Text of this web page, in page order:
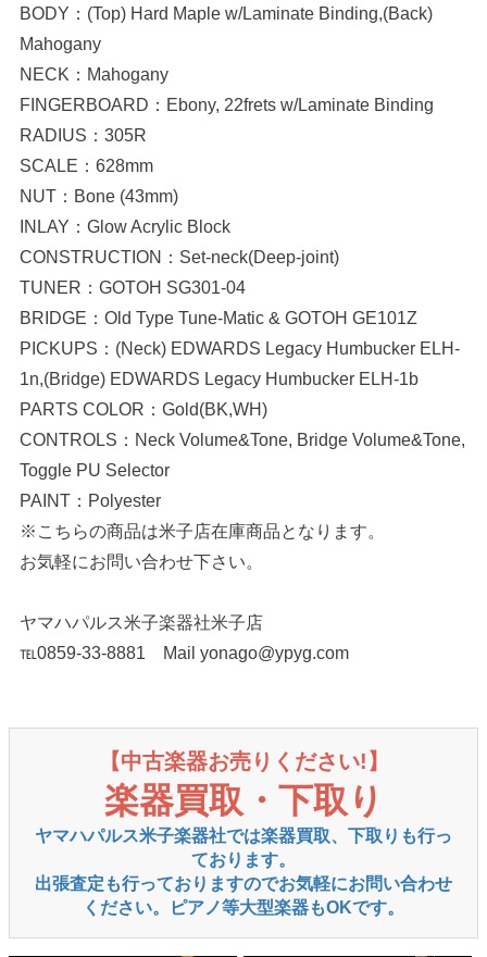
BODY：(Top) Hard Maple w/Laminate Binding,(Back)
Mahogany
NECK：Mahogany
FINGERBOARD：Ebony, 22frets w/Laminate Binding
RADIUS：305R
SCALE：628mm
NUT：Bone (43mm)
INLAY：Glow Acrylic Block
CONSTRUCTION：Set-neck(Deep-joint)
TUNER：GOTOH SG301-04
BRIDGE：Old Type Tune-Matic & GOTOH GE101Z
PICKUPS：(Neck) EDWARDS Legacy Humbucker ELH-
1n,(Bridge) EDWARDS Legacy Humbucker ELH-1b
PARTS COLOR：Gold(BK,WH)
CONTROLS：Neck Volume&Tone, Bridge Volume&Tone,
Toggle PU Selector
PAINT：Polyester
※こちらの商品は米子店在庫商品となります。
お気軽にお問い合わせ下さい。
ヤマハパルス米子楽器社米子店
℡0859-33-8881 Mail yonago@ypyg.com
【中古楽器お売りください!】
楽器買取・下取り
ヤマハパルス米子楽器社では楽器買取、下取りも行っ
ております。
出張査定も行っておりますのでお気軽にお問い合わせ
ください。ピアノ等大型楽器もOKです。